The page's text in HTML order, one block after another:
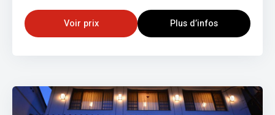
Voir prix Plus d’infos